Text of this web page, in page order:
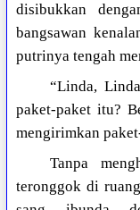
disibukkan
bangsawan
putrinya tengah
“Linda,
paket-paket itu?
mengirimkan
Tanpa
teronggok di